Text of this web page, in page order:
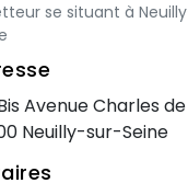
se situant à
Avenue Charles
Neuilly-sur-Seine